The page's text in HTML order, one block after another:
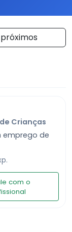
Crianças
emprego de
com o